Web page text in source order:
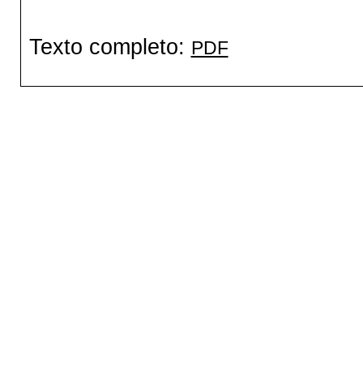
Texto completo: PDF